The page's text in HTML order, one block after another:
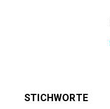
STICHWORTE